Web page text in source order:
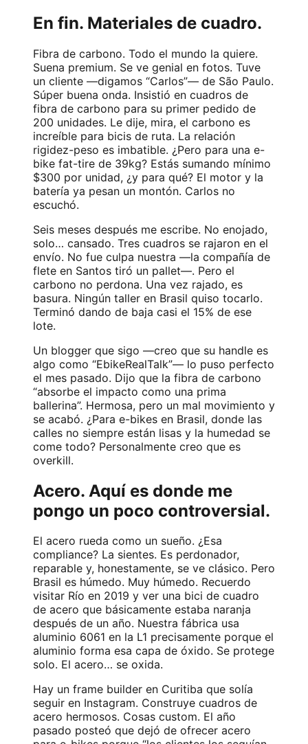
En fin. Materiales de cuadro.
Fibra de carbono. Todo el mundo la quiere.
Suena premium. Se ve genial en fotos. Tuve
un cliente —digamos “Carlos”— de São Paulo.
Súper buena onda. Insistió en cuadros de
fibra de carbono para su primer pedido de
200 unidades. Le dije, mira, el carbono es
increíble para bicis de ruta. La relación
rigidez-peso es imbatible. ¿Pero para una e-
bike fat-tire de 39kg? Estás sumando mínimo
$300 por unidad, ¿y para qué? El motor y la
batería ya pesan un montón. Carlos no
escuchó.
Seis meses después me escribe. No enojado,
solo… cansado. Tres cuadros se rajaron en el
envío. No fue culpa nuestra —la compañía de
flete en Santos tiró un pallet—. Pero el
carbono no perdona. Una vez rajado, es
basura. Ningún taller en Brasil quiso tocarlo.
Terminó dando de baja casi el 15% de ese
lote.
Un blogger que sigo —creo que su handle es
algo como “EbikeRealTalk”— lo puso perfecto
el mes pasado. Dijo que la fibra de carbono
“absorbe el impacto como una prima
ballerina”. Hermosa, pero un mal movimiento y
se acabó. ¿Para e-bikes en Brasil, donde las
calles no siempre están lisas y la humedad se
come todo? Personalmente creo que es
overkill.
Acero. Aquí es donde me
pongo un poco controversial.
El acero rueda como un sueño. ¿Esa
compliance? La sientes. Es perdonador,
reparable y, honestamente, se ve clásico. Pero
Brasil es húmedo. Muy húmedo. Recuerdo
visitar Río en 2019 y ver una bici de cuadro
de acero que básicamente estaba naranja
después de un año. Nuestra fábrica usa
aluminio 6061 en la L1 precisamente porque el
aluminio forma esa capa de óxido. Se protege
solo. El acero… se oxida.
Hay un frame builder en Curitiba que solía
seguir en Instagram. Construye cuadros de
acero hermosos. Cosas custom. El año
pasado posteó que dejó de ofrecer acero